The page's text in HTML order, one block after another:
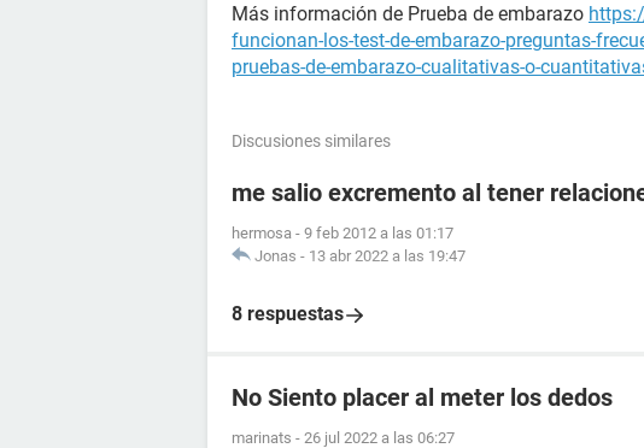
Más información de Prueba de embarazo
funcionan-los-test-de-embarazo-preguntas-
pruebas-de-embarazo-cualitativas-o-
Discusiones similares
me salio excremento al tener
hermosa - 9 feb 2012 a las 01:17
Jonas - 13 abr 2022 a las 19:47
8 respuestas
No Siento placer al meter los dedos
marinats - 26 jul 2022 a las 06:27